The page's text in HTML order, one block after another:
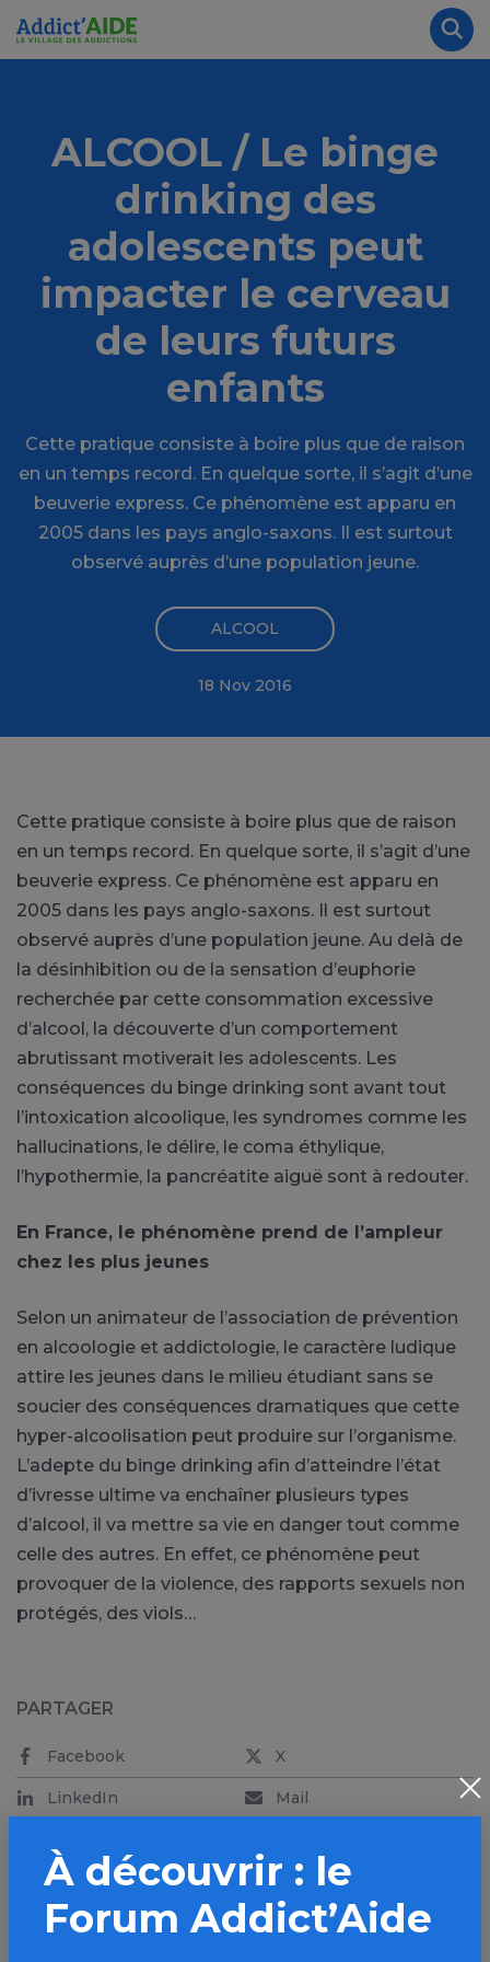
Aller au contenu principal
ALCOOL / Le binge
drinking des
adolescents peut
impacter le cerveau
de leurs futurs
enfants
Cette pratique consiste à boire plus que de raison
en un temps record. En quelque sorte, il s’agit d’une
beuverie express. Ce phénomène est apparu en
2005 dans les pays anglo-saxons. Il est surtout
observé auprès d’une population jeune.
ALCOOL
18 Nov 2016
Cette pratique consiste à boire plus que de raison
en un temps record. En quelque sorte, il s’agit d’une
beuverie express. Ce phénomène est apparu en
2005 dans les pays anglo-saxons. Il est surtout
observé auprès d’une population jeune. Au delà de
la désinhibition ou de la sensation d’euphorie
recherchée par cette consommation excessive
d’alcool, la découverte d’un comportement
abrutissant motiverait les adolescents. Les
conséquences du binge drinking sont avant tout
l’intoxication alcoolique, les syndromes comme les
hallucinations, le délire, le coma éthylique,
l’hypothermie, la pancréatite aiguë sont à redouter.
En France, le phénomène prend de l’ampleur
chez les plus jeunes
Selon un animateur de l’association de prévention
en alcoologie et addictologie, le caractère ludique
attire les jeunes dans le milieu étudiant sans se
soucier des conséquences dramatiques que cette
hyper-alcoolisation peut produire sur l’organisme.
L’adepte du binge drinking afin d’atteindre l’état
d’ivresse ultime va enchaîner plusieurs types
d’alcool, il va mettre sa vie en danger tout comme
celle des autres. En effet, ce phénomène peut
provoquer de la violence, des rapports sexuels non
protégés, des viols…
PARTAGER
Facebook X
LinkedIn Mail
À découvrir : le
Forum Addict’Aide
Panneau de gestion des cookies